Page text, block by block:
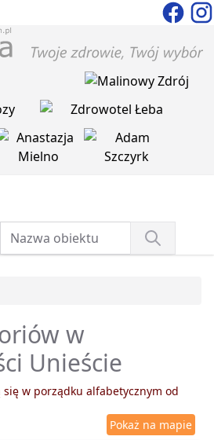
w
Unieście
w porządku alfabetycznym od
Pokaż na mapie